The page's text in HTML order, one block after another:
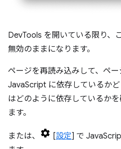
DevTools を開いている限り、
無効のままになります。
ページを再読み込みして、ペ
JavaScript に依存しているか
はどのように依存しているか
ます。
または、 [設定] で